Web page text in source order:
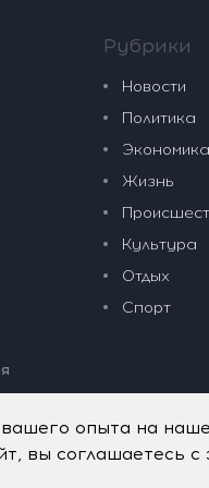
Рубрики
Новости
Политика
Экономика
Жизнь
Культура
Отдых
Спорт
опыта на
вы соглашаетесь